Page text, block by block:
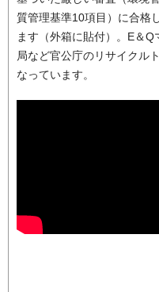
質管理基準10項目）に合格
ます（外箱に貼付）。E＆
局など官公庁のリサイクル
なっています。